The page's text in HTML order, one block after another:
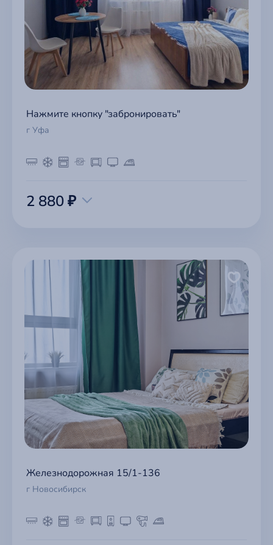
Нажмите кнопку "забронировать"
г Уфа
2 880 ₽
Железнодорожная 15/1-136
г Новосибирск